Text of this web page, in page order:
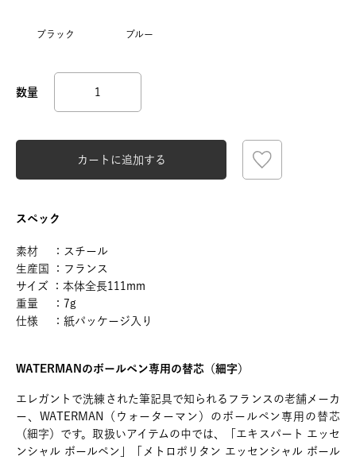
ブラック ブルー
カートに追加する
スペック
素材 ：スチール
生産国 ：フランス
サイズ ：本体全長111mm
重量 ：7g
仕様 ：紙パッケージ入り
WATERMANのボールペン専用の替芯（細字）
エレガントで洗練された筆記具で知られるフランスの老舗メーカ
ー、WATERMAN（ウォーターマン）のボールペン専用の替芯
（細字）です。取扱いアイテムの中では、「エキスパート エッセ
ンシャル ボールペン」「メトロポリタン エッセンシャル ボール